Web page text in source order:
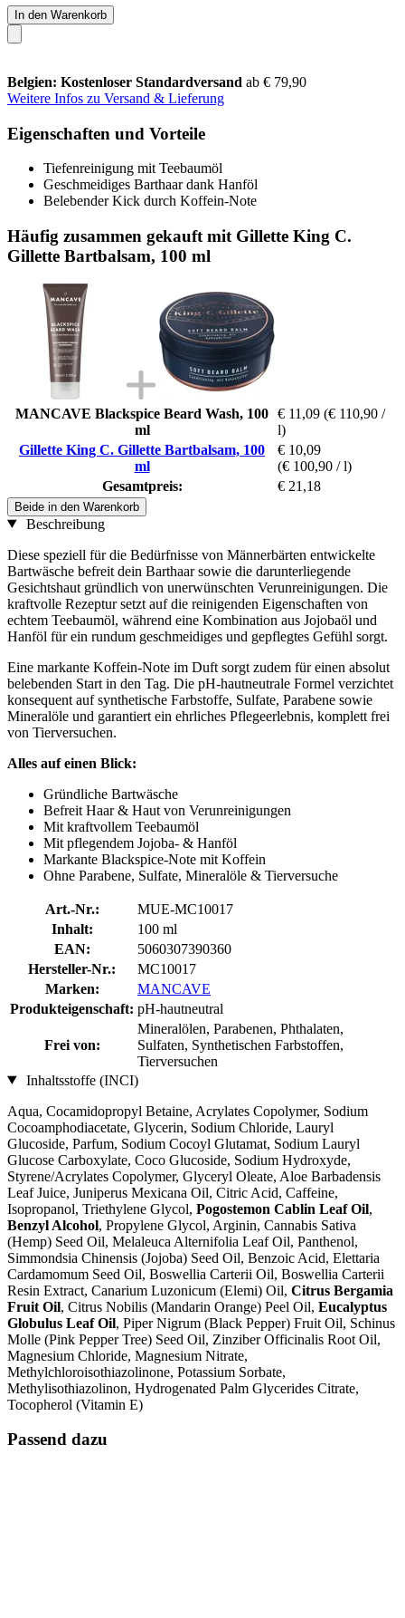
In den Warenkorb
Belgien: Kostenloser Standardversand ab € 79,90
Weitere Infos zu Versand & Lieferung
Eigenschaften und Vorteile
Tiefenreinigung mit Teebaumöl
Geschmeidiges Barthaar dank Hanföl
Belebender Kick durch Koffein-Note
Häufig zusammen gekauft mit Gillette King C.
Gillette Bartbalsam, 100 ml
MANCAVE Blackspice Beard Wash, 100
ml
€ 11,09 (€ 110,90 /
l)
Gillette King C. Gillette Bartbalsam, 100
ml
€ 10,09
(€ 100,90 / l)
Gesamtpreis:
€ 21,18
Beide in den Warenkorb
Beschreibung
Diese speziell für die Bedürfnisse von Männerbärten entwickelte
Bartwäsche befreit dein Barthaar sowie die darunterliegende
Gesichtshaut gründlich von unerwünschten Verunreinigungen. Die
kraftvolle Rezeptur setzt auf die reinigenden Eigenschaften von
echtem Teebaumöl, während eine Kombination aus Jojobaöl und
Hanföl für ein rundum geschmeidiges und gepflegtes Gefühl sorgt.
Eine markante Koffein-Note im Duft sorgt zudem für einen absolut
belebenden Start in den Tag. Die pH-hautneutrale Formel verzichtet
konsequent auf synthetische Farbstoffe, Sulfate, Parabene sowie
Mineralöle und garantiert ein ehrliches Pflegeerlebnis, komplett frei
von Tierversuchen.
Alles auf einen Blick:
Gründliche Bartwäsche
Befreit Haar & Haut von Verunreinigungen
Mit kraftvollem Teebaumöl
Mit pflegendem Jojoba- & Hanföl
Markante Blackspice-Note mit Koffein
Ohne Parabene, Sulfate, Mineralöle & Tierversuche
Art.-Nr.:
MUE-MC10017
Inhalt:
100 ml
EAN:
5060307390360
Hersteller-Nr.:
MC10017
Marken:
MANCAVE
Produkteigenschaft: pH-hautneutral
Frei von:
Mineralölen, Parabenen, Phthalaten,
Sulfaten, Synthetischen Farbstoffen,
Tierversuchen
Inhaltsstoffe (INCI)
Aqua, Cocamidopropyl Betaine, Acrylates Copolymer, Sodium
Cocoamphodiacetate, Glycerin, Sodium Chloride, Lauryl
Glucoside, Parfum, Sodium Cocoyl Glutamat, Sodium Lauryl
Glucose Carboxylate, Coco Glucoside, Sodium Hydroxyde,
Styrene/Acrylates Copolymer, Glyceryl Oleate, Aloe Barbadensis
Leaf Juice, Juniperus Mexicana Oil, Citric Acid, Caffeine,
Isopropanol, Triethylene Glycol, Pogostemon Cablin Leaf Oil,
Benzyl Alcohol, Propylene Glycol, Arginin, Cannabis Sativa
(Hemp) Seed Oil, Melaleuca Alternifolia Leaf Oil, Panthenol,
Simmondsia Chinensis (Jojoba) Seed Oil, Benzoic Acid, Elettaria
Cardamomum Seed Oil, Boswellia Carterii Oil, Boswellia Carterii
Resin Extract, Canarium Luzonicum (Elemi) Oil, Citrus Bergamia
Fruit Oil, Citrus Nobilis (Mandarin Orange) Peel Oil, Eucalyptus
Globulus Leaf Oil, Piper Nigrum (Black Pepper) Fruit Oil, Schinus
Molle (Pink Pepper Tree) Seed Oil, Zinziber Officinalis Root Oil,
Magnesium Chloride, Magnesium Nitrate,
Methylchloroisothiazolinone, Potassium Sorbate,
Methylisothiazolinon, Hydrogenated Palm Glycerides Citrate,
Tocopherol (Vitamin E)
Passend dazu